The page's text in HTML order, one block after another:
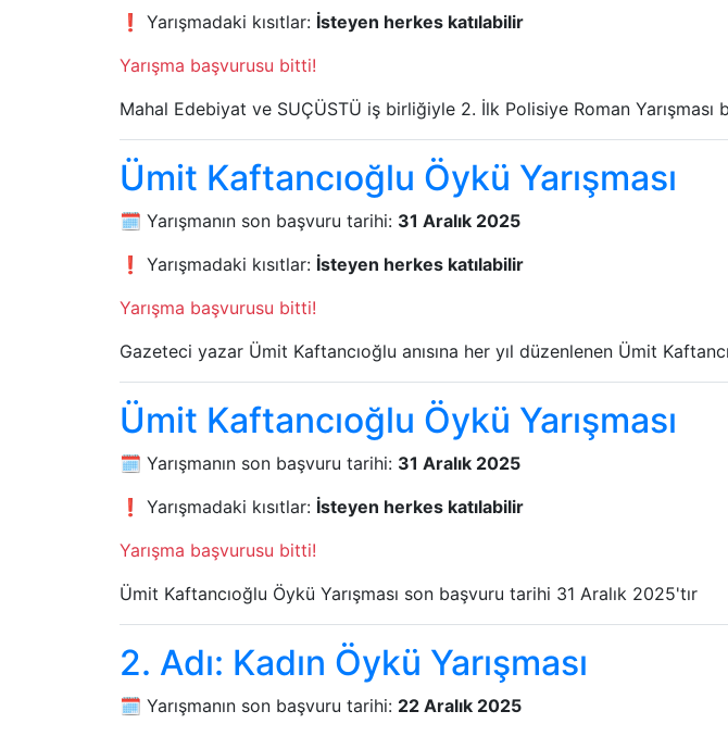
❗ Yarışmadaki kısıtlar: İsteyen herkes katılabilir
Yarışma başvurusu bitti!
Mahal Edebiyat ve SUÇÜSTÜ iş birliğiyle 2. İlk Polisiye Roman Yarışması
Ümit Kaftancıoğlu Öykü Yarışması
🗓️ Yarışmanın son başvuru tarihi: 31 Aralık 2025
❗ Yarışmadaki kısıtlar: İsteyen herkes katılabilir
Yarışma başvurusu bitti!
Gazeteci yazar Ümit Kaftancıoğlu anısına her yıl düzenlenen Ümit
Ümit Kaftancıoğlu Öykü Yarışması
🗓️ Yarışmanın son başvuru tarihi: 31 Aralık 2025
❗ Yarışmadaki kısıtlar: İsteyen herkes katılabilir
Yarışma başvurusu bitti!
Ümit Kaftancıoğlu Öykü Yarışması son başvuru tarihi 31 Aralık 2025'tır
2. Adı: Kadın Öykü Yarışması
🗓️ Yarışmanın son başvuru tarihi: 22 Aralık 2025